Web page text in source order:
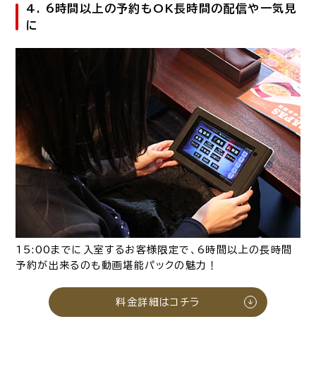
4. 6時間以上の予約もOK長時間の配信や一気見
に
15:00までに入室するお客様限定で、6時間以上の長時間
予約が出来るのも動画堪能パックの魅力！
料金詳細はコチラ